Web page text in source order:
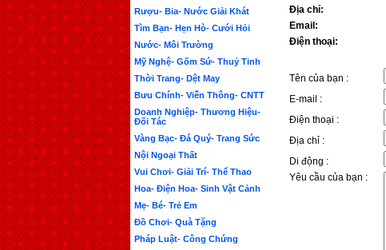
Rượu- Bia- Nước Giải Khát
Tìm Bạn- Hẹn Hò- Cưới Hỏi
Nước- Môi Trường
Mỹ Nghệ- Gốm Sứ- Thuỷ Tinh
Thời Trang- Dệt May
Bưu Chính- Viễn Thông- CNTT
Doanh Nghiệp- Thương Hiệu-
Đối Tác
Vàng Bạc- Đá Quý- Trang Sức
Nội Ngoại Thất
Vui Chơi- Giải Trí- Thể Thao
Hoa- Điện Hoa- Sinh Vật Cảnh
Mẹ- Bé- Trẻ Em
Đồ Chơi- Quà Tặng
Pháp Luật- Công Chứng
Địa chỉ:
Email:
Điện thoại:
Tên của bạn :
E-mail :
Điện thoại :
Địa chỉ :
Di động :
Yêu cầu của bạn :